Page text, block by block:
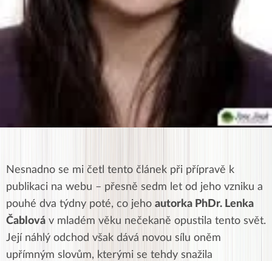
Nesnadno se mi četl tento článek při přípravě k
publikaci na webu – přesně sedm let od jeho vzniku a
pouhé dva týdny poté, co jeho autorka PhDr. Lenka
Čablová v mladém věku nečekaně opustila tento svět.
Její náhlý odchod však dává novou sílu oněm
upřímným slovům, kterými se tehdy snažila